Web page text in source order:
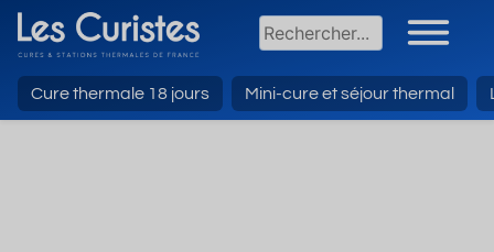
Cure thermale 18 jours Mini-cure et séjour thermal